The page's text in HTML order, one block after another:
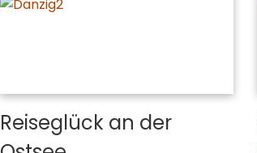
Reiseglück an der